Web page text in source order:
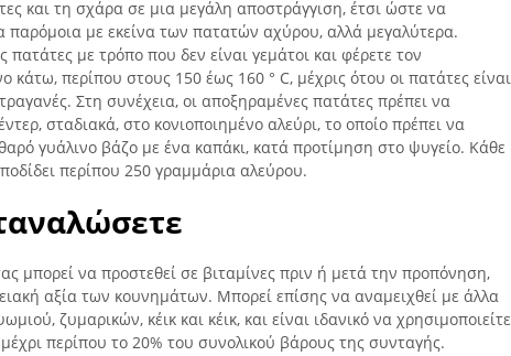
και τη σχάρα σε μια μεγάλη αποστράγγιση, έτσι ώστε να
παρόμοια με εκείνα των πατατών αχύρου, αλλά μεγαλύτερα.
πατάτες με τρόπο που δεν είναι γεμάτοι και φέρετε τον
περίπου στους 150 έως 160 ° C, μέχρις ότου οι πατάτες είναι
Στη συνέχεια, οι αποξηραμένες πατάτες πρέπει να
σταδιακά, στο κονιοποιημένο αλεύρι, το οποίο πρέπει να
γυάλινο βάζο με ένα καπάκι, κατά προτίμηση στο ψυγείο. Κάθε
περίπου 250 γραμμάρια αλεύρου.
μπορεί να προστεθεί σε βιταμίνες πριν ή μετά την προπόνηση,
αξία των κουνημάτων. Μπορεί επίσης να αναμειχθεί με άλλα
ζυμαρικών, κέικ και κέικ, και είναι ιδανικό να χρησιμοποιείτε
περίπου το 20% του συνολικού βάρους της συνταγής.